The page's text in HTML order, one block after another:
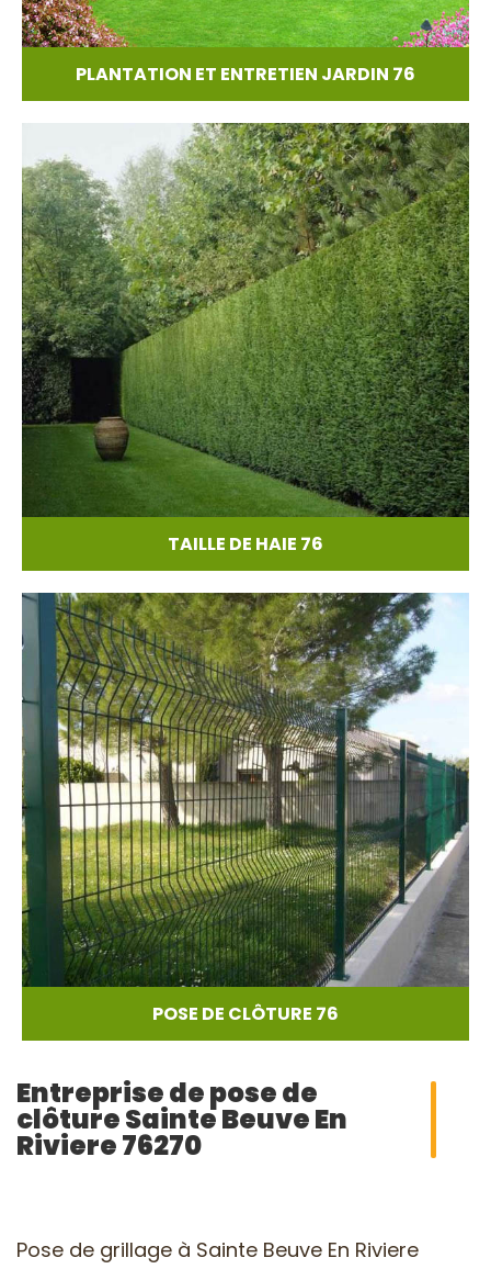
PLANTATION ET ENTRETIEN JARDIN 76
TAILLE DE HAIE 76
POSE DE CLÔTURE 76
Entreprise de pose de
clôture Sainte Beuve En
Riviere 76270
Pose de grillage à Sainte Beuve En Riviere